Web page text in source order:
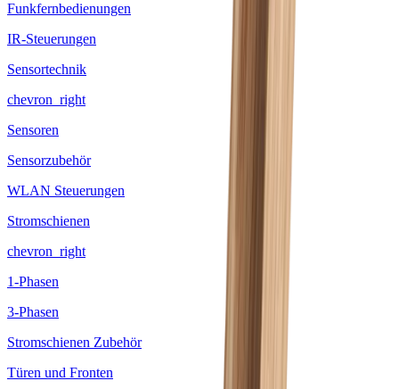
Funkfernbedienungen
IR-Steuerungen
Sensortechnik
chevron_right
Sensoren
Sensorzubehör
WLAN Steuerungen
Stromschienen
chevron_right
1-Phasen
3-Phasen
Stromschienen Zubehör
Türen und Fronten